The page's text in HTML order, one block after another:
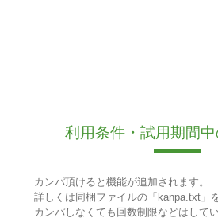
利用条件・試用期間
カンパ頂けると機能が追加されます。
詳しくは同梱ファイルの「kanpa.txt」
カンパしなくても回数制限などはしてい